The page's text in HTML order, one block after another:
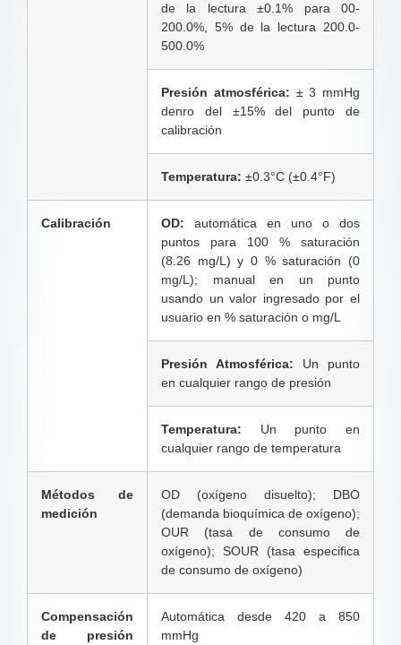
de la lectura ±0.1% para 00-
200.0%, 5% de la lectura 200.0-
500.0%
Presión atmosférica: ± 3 mmHg
denro del ±15% del punto de
calibración
Temperatura: ±0.3°C (±0.4°F)
Calibración OD: automática en uno o dos
puntos para 100 % saturación
(8.26 mg/L) y 0 % saturación (0
mg/L); manual en un punto
usando un valor ingresado por el
usuario en % saturación o mg/L
Presión Atmosférica: Un punto
en cualquier rango de presión
Temperatura: Un punto en
cualquier rango de temperatura
Métodos de
medición
OD (oxígeno disuelto); DBO
(demanda bioquímica de oxígeno);
OUR (tasa de consumo de
oxígeno); SOUR (tasa especifica
de consumo de oxígeno)
Compensación
de presión
Automática desde 420 a 850
mmHg